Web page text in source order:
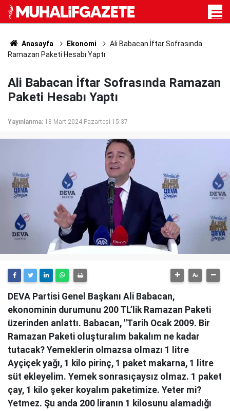
Anasayfa Ekonomi
Ali Babacan İftar Sofrasında
Ramazan Paketi Hesabı Yaptı
Ali Babacan İftar Sofrasında Ramazan
Paketi Hesabı Yaptı
Yayınlanma: 18 Mart 2024 Pazartesi 15:37
DEVA Partisi Genel Başkanı Ali Babacan,
ekonominin durumunu 200 TL’lik Ramazan Paketi
üzerinden anlattı. Babacan, "Tarih Ocak 2009. Bir
Ramazan Paketi oluşturalım bakalım ne kadar
tutacak? Yemeklerin olmazsa olmazı 1 litre
Ayçiçek yağı, 1 kilo pirinç, 1 paket makarna, 1 litre
süt ekleyelim. Yemek sonrasıçaysız olmaz. 1 paket
çay, 1 kilo şeker koyalım paketimize. Yeter mi?
Yetmez. Şu anda 200 liranın 1 kilosunu alamadığı